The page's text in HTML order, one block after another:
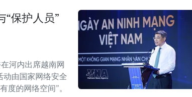
“保护人员”
河内出席越南网
由国家网络安全
度的网络空间”。